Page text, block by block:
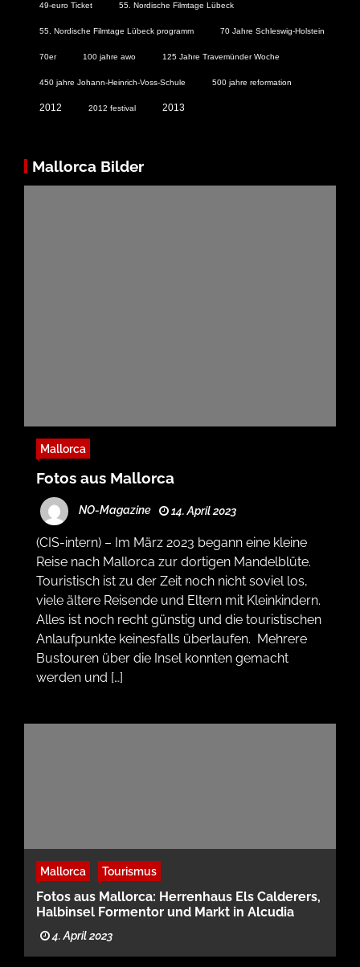
49-euro Ticket 55. Nordische Filmtage Lübeck
55. Nordische Filmtage Lübeck programm 70 Jahre Schleswig-Holstein
70er 100 jahre awo 125 Jahre Travemünder Woche
450 jahre Johann-Heinrich-Voss-Schule 500 jahre reformation
2012 2012 festival 2013
Mallorca Bilder
Mallorca
Fotos aus Mallorca
NO-Magazine 14. April 2023
(CIS-intern) – Im März 2023 begann eine kleine
Reise nach Mallorca zur dortigen Mandelblüte.
Touristisch ist zu der Zeit noch nicht soviel los,
viele ältere Reisende und Eltern mit Kleinkindern.
Alles ist noch recht günstig und die touristischen
Anlaufpunkte keinesfalls überlaufen. Mehrere
Bustouren über die Insel konnten gemacht
werden und […]
Mallorca Tourismus
Fotos aus Mallorca: Herrenhaus Els Calderers,
Halbinsel Formentor und Markt in Alcudia
4. April 2023